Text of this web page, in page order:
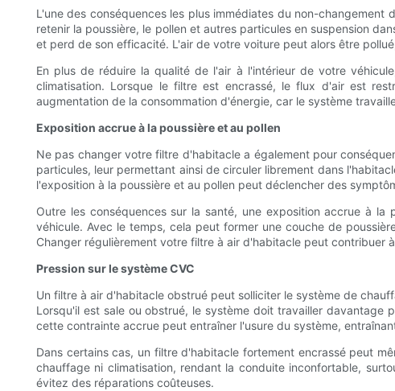
L'une des conséquences les plus immédiates du non-
retenir la poussière, le pollen et autres particules en suspension
et perd de son efficacité. L'air de votre voiture peut alors être
En plus de réduire la qualité de l'air à l'intérieur de votre
climatisation. Lorsque le filtre est encrassé, le flux d'air est
augmentation de la consommation d'énergie, car le système
Exposition accrue à la poussière et au pollen
Ne pas changer votre filtre d'habitacle a également pour
particules, leur permettant ainsi de circuler librement dans
l'exposition à la poussière et au pollen peut déclencher des
Outre les conséquences sur la santé, une exposition accrue à
véhicule. Avec le temps, cela peut former une couche de
Changer régulièrement votre filtre à air d'habitacle peut contribuer
Pression sur le système CVC
Un filtre à air d'habitacle obstrué peut solliciter le système de
Lorsqu'il est sale ou obstrué, le système doit travailler
cette contrainte accrue peut entraîner l'usure du système,
Dans certains cas, un filtre d'habitacle fortement encrassé peut
chauffage ni climatisation, rendant la conduite inconfortable,
évitez des réparations coûteuses.